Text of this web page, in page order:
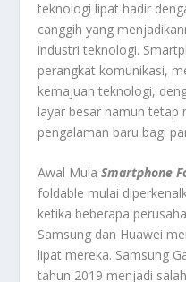
teknologi lipat hadir
canggih yang
industri teknologi.
perangkat komunikasi,
kemajuan teknologi,
layar besar namun tetap
pengalaman baru bagi
Awal MulaSmartphone
foldable mulai
ketika beberapa
Samsung dan Huawei
lipat mereka. Samsung
tahun 2019 menjadi